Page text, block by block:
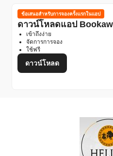
ข้อเสนอสำหรับการจองครั้งแรกในแอป
ดาวน์โหลดแอป
เข้าถึงง่าย
จัดการการจอง
ใช้ฟรี
ดาวน์โหลด